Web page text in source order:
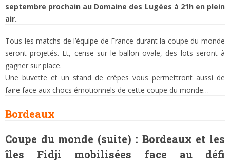
septembre prochain au Domaine des Lugées à 21h en plein
air.
Tous les matchs de l’équipe de France durant la coupe du monde
seront projetés. Et, cerise sur le ballon ovale, des lots seront à
gagner sur place.
Une buvette et un stand de crêpes vous permettront aussi de
faire face aux chocs émotionnels de cette coupe du monde…
Bordeaux
Coupe du monde (suite) : Bordeaux et les
îles Fidji mobilisées face au défi